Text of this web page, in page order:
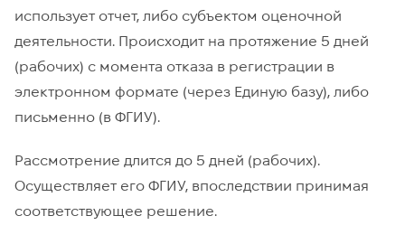
использует отчет, либо субъектом оценочной
деятельности. Происходит на протяжение 5 дней
(рабочих) с момента отказа в регистрации в
электронном формате (через Единую базу), либо
письменно (в ФГИУ).
Рассмотрение длится до 5 дней (рабочих).
Осуществляет его ФГИУ, впоследствии принимая
соответствующее решение.